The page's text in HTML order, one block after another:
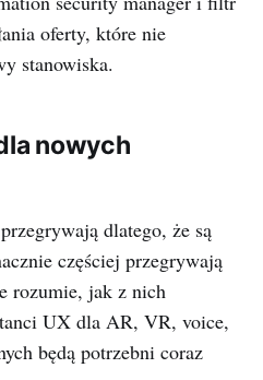
oferty, które nie
stanowiska.
nowych
dlatego, że są
częściej przegrywają
rozumie, jak z nich
UX dla AR, VR, voice,
będą potrzebni coraz